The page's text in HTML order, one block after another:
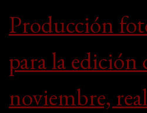
Producción
para la edición
noviembre,